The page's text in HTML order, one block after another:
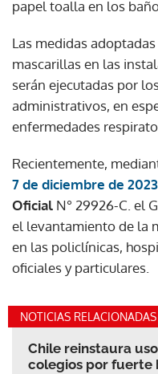
papel toalla en los
Las medidas
mascarillas en las
serán ejecutadas por
administrativos, en
enfermedades
Recientemente,
7 de diciembre de
Oficial N° 29926-C. el
el levantamiento de la
en las policlínicas,
oficiales y particulares.
NOTICIAS RELACIONADAS
Chile reinstaura
colegios por fuerte